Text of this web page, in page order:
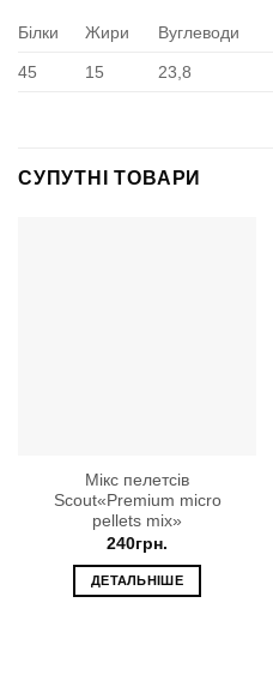
Білки Жири Вуглеводи
45 15 23,8
СУПУТНІ ТОВАРИ
Мікс пелетсів
Scout«Premium micro
pellets mix»
240грн.
ДЕТАЛЬНІШЕ